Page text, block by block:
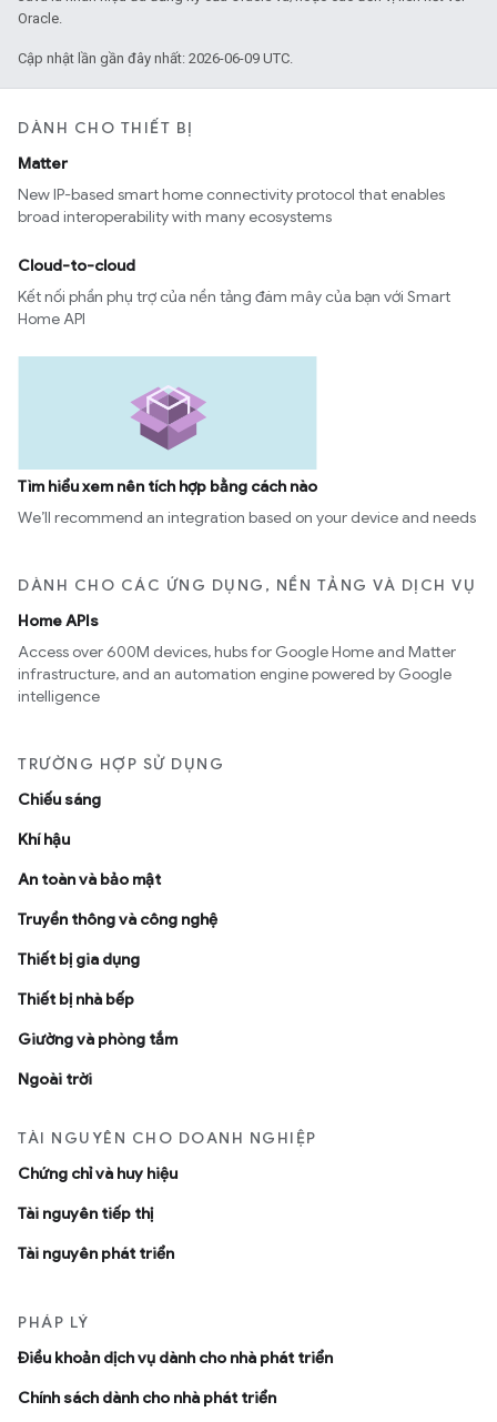
Oracle.
Cập nhật lần gần đây nhất: 2026-06-09 UTC.
DÀNH CHO THIẾT BỊ
Matter
New IP-based smart home connectivity protocol that enables
broad interoperability with many ecosystems
Cloud-to-cloud
Kết nối phần phụ trợ của nền tảng đám mây của bạn với Smart
Home API
Tìm hiểu xem nên tích hợp bằng cách nào
We’ll recommend an integration based on your device and needs
DÀNH CHO CÁC ỨNG DỤNG, NỀN TẢNG VÀ DỊCH VỤ
Home APIs
Access over 600M devices, hubs for Google Home and Matter
infrastructure, and an automation engine powered by Google
intelligence
TRƯỜNG HỢP SỬ DỤNG
Chiếu sáng
Khí hậu
An toàn và bảo mật
Truyền thông và công nghệ
Thiết bị gia dụng
Thiết bị nhà bếp
Giường và phòng tắm
Ngoài trời
TÀI NGUYÊN CHO DOANH NGHIỆP
Chứng chỉ và huy hiệu
Tài nguyên tiếp thị
Tài nguyên phát triển
PHÁP LÝ
Ðiều khoản dịch vụ dành cho nhà phát triển
Chính sách dành cho nhà phát triển